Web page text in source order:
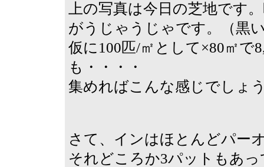
上の写真は今日の芝地です
がうじゃうじゃです。（黒
仮に100匹/㎡として×80㎡で
も・・・・
集めればこんな感じでしょ
さて、インはほとんどパー
それどころか3パットもあっ